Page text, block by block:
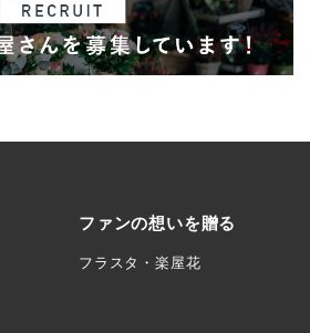
ファンの想いを贈る
フラスタ・楽屋花